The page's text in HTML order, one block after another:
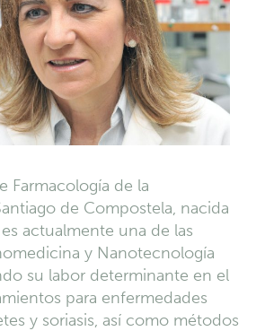
Farmacología de la
de Compostela, nacida
actualmente una de las
y Nanotecnología
su labor determinante en el
para enfermedades
y soriasis, así como métodos